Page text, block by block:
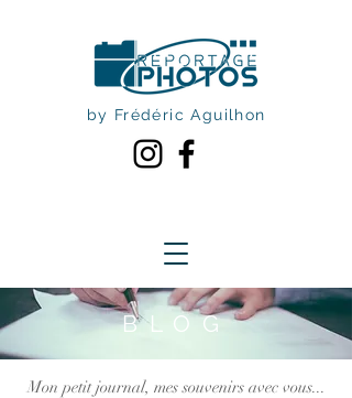
by Frédéric Aguilhon
BLOG
Mon petit journal, mes souvenirs avec vous...